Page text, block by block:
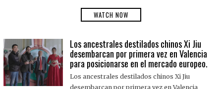
WATCH NOW
Los ancestrales destilados chinos Xi Jiu
desembarcan por primera vez en Valencia
para posicionarse en el mercado europeo.
Los ancestrales destilados chinos Xi Jiu
desembarcan por primera vez en Valencia